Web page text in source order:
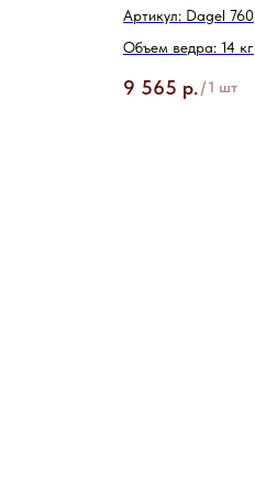
Артикул: Dagel 760
Объем ведра: 14 кг
9 565 р./1 шт